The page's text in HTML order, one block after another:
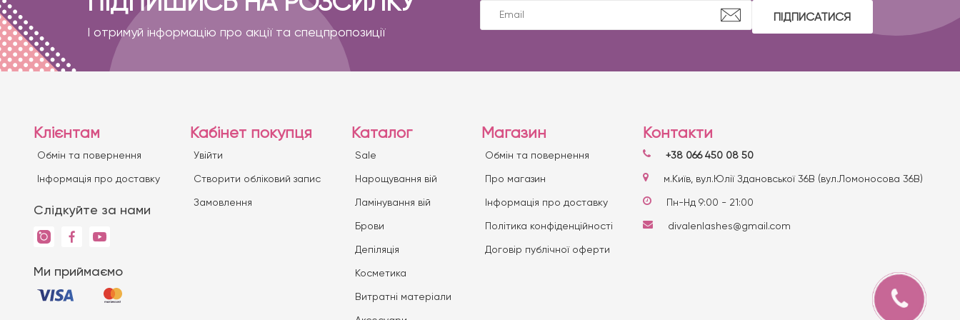
І отримуй інформацію про акції та спецпропозиції
ПІДПИСАТИСЯ
Клієнтам
Обмін та повернення
Iнформація про доставку
Слідкуйте за нами
Ми приймаємо
Кабінет покупця
Увійти
Створити обліковий запис
Замовлення
Каталог
Sale
Нарощування вій
Ламінування вій
Брови
Депіляція
Косметика
Витратні матеріали
Магазин
Обмін та повернення
Про магазин
Iнформація про доставку
Політика конфіденційності
Договір публічної оферти
Контакти
+38 066 450 08 50
м.Київ, вул.Юлії Здановської 36В (вул.Ломоносова 36В)
Пн-Нд 9:00 - 21:00
divalenlashes@gmail.com